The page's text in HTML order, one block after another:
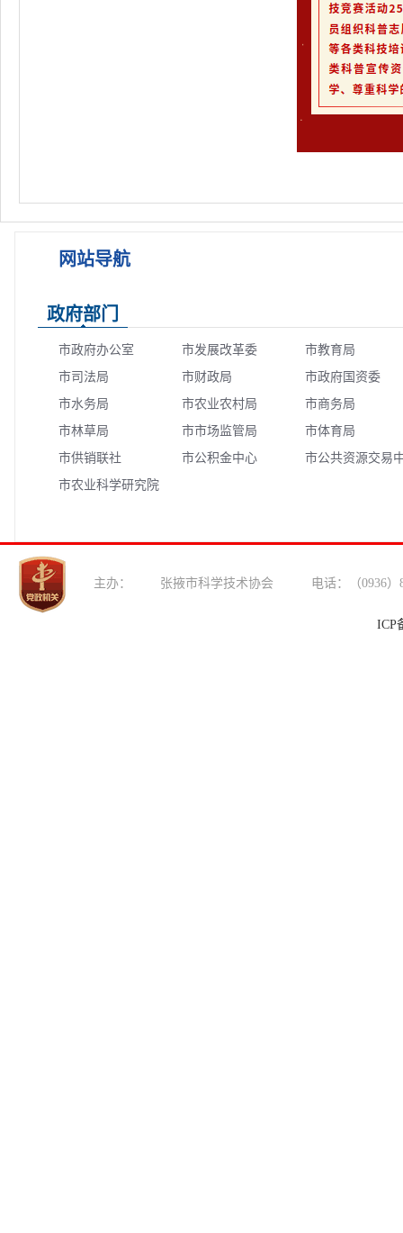
网站导航
政府部门
市政府办公室 市发展改革委
市教育局
市司法局
市财政局
市政府国资委
市水务局
市农业农村局
市商务局
市林草局
市市场监管局
市体育局
市供销联社
市公积金中心
市公共资源交易
市农业科学研究院
主办： 张掖市科学技术协会 电话：（0936）
ICP